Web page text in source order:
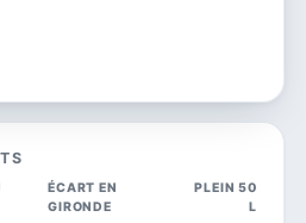
ÉCART EN
GIRONDE
PLEIN 50
L